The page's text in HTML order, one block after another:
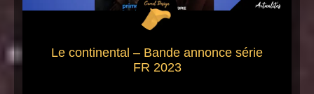
Le continental – Bande annonce série
FR 2023